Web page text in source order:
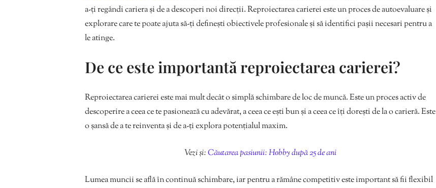
a-ți regândi cariera și de a descoperi noi direcții. Reproiectarea carierei este un proces de autoevaluare și
explorare care te poate ajuta să-ți definești obiectivele profesionale și să identifici pașii necesari pentru a
le atinge.
De ce este importantă reproiectarea carierei?
Reproiectarea carierei este mai mult decât o simplă schimbare de loc de muncă. Este un proces activ de
descoperire a ceea ce te pasionează cu adevărat, a ceea ce ești bun și a ceea ce îți dorești de la o carieră. Este
o șansă de a te reinventa și de a-ți explora potențialul maxim.
Vezi și:Căutarea pasiunii: Hobby după 25 de ani
Lumea muncii se află în continuă schimbare, iar pentru a rămâne competitiv este important să fii flexibil